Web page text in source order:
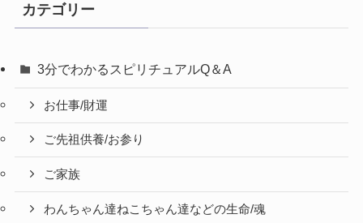
カテゴリー
3分でわかるスピリチュアルQ＆A
お仕事/財運
ご先祖供養/お参り
ご家族
わんちゃん達ねこちゃん達などの生命/魂